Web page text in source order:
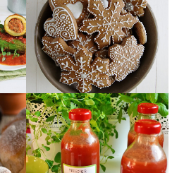
MIĘKKIE PIERNICZKI
NA OSTATNIĄ CHWILĘ,
CZYLI PIERNICZKI
"LAST MINUTE"
PRZECIER
POMIDOROWY Z